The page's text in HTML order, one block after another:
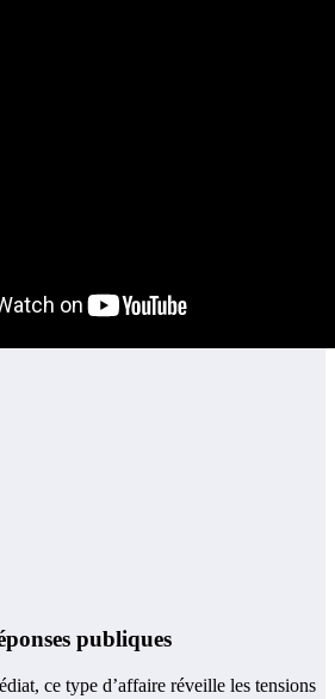
publiques
ce type d’affaire réveille les tensions